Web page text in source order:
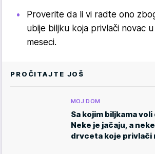
Proverite da li vi radte ono
ubije biljku koja privlači novac
meseci.
PROČITAJTE JOŠ
MOJ DOM
Sa kojim biljkama
Neke je jačaju, a
drvceta koje privlači